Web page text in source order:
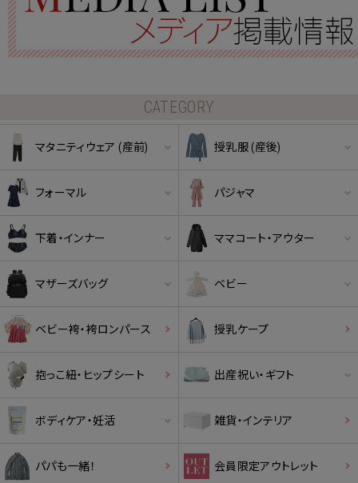
CATEGORY
マタニティウェア (産前) 授乳服 (産後)
フォーマル パジャマ
下着・インナー ママコート・アウター
マザーズバッグ ベビー
ベビー袴・袴ロンパース 授乳ケープ
抱っこ紐・ヒップシート 出産祝い・ギフト
ボディケア・妊活 雑貨・インテリア
パパも一緒！ 会員限定アウトレット